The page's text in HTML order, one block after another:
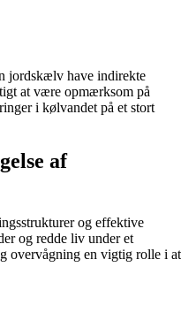
jordskælv have indirekte
at være opmærksom på
i kølvandet på et stort
af
og effektive
og redde liv under et
overvågning en vigtig rolle i at